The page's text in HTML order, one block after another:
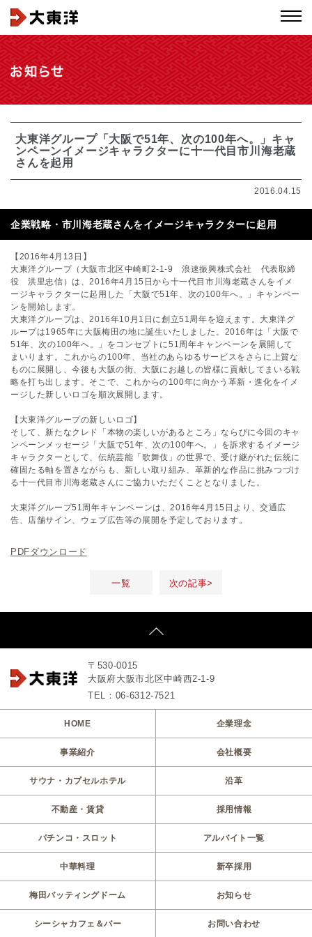
大東洋グループ「大阪で51年、次の100年へ。」キャ
ンペーンイメージキャラクターに十一代目市川海老蔵
さんを起用
2016.04.15
企業戦略・市川海老蔵さんをイメージキャラクターに起用
【2016年4月13日】
大東洋グループ（大阪市北区中崎町2-1-9 浪速振興株式会社 代表取締
役 洪里忠信）は、2016年4月15日から十一代目市川海老蔵さんをイメ
ージキャラクターに起用した「大阪で51年、次の100年へ。」キャンペー
ンを開始します。
大東洋グループは、2016年10月1日に創立51周年を迎えます。大東洋グ
ループは1965年に大阪梅田の地に誕生いたしました。2016年は「大阪で
51年、次の100年へ。」をコンセプトに51周年キャンペーンを展開して
まいります。これからの100年、当社のあらゆるサービスをさらに上質な
ものに展開し、今後も大阪の街、大阪にお越しの皆様に貢献してまいる戦
略を打ち出します。そこで、これからの100年に向かう革新・進化をイメ
ージした新しいロゴを順次展開します。
【大東洋グループの新しいロゴ】
そして、新たなクレド「本物の楽しいがあるところ」ならびに今回のキャ
ンペーンメッセージ「大阪で51年、次の100年へ。」を訴求するイメージ
キャラクターとして、伝統芸能「歌舞伎」の世界で、受け継がれた伝統に
確固たる軸を置きながらも、新しい取り組み、革新的な作品に挑みつづけ
る十一代目市川海老蔵さんにご協力いただくこととなりました。
大東洋グループ51周年キャンペーンは、2016年4月15日より、交通広
告、店舗サイン、ウェブ広告等の展開を予定しております。
PDFダウンロード
一覧 次の記事>
〒530-0015
大阪府大阪市北区中崎西2-1-9
TEL：06-6312-7521
HOME
事業紹介
サウナ・カプセルホテル
不動産・賃貸
パチンコ・スロット
中華料理
梅田バッティングドーム
シーシャカフェ＆バー
企業理念
会社概要
沿革
採用情報
アルバイト一覧
新卒採用
お知らせ
お問い合わせ